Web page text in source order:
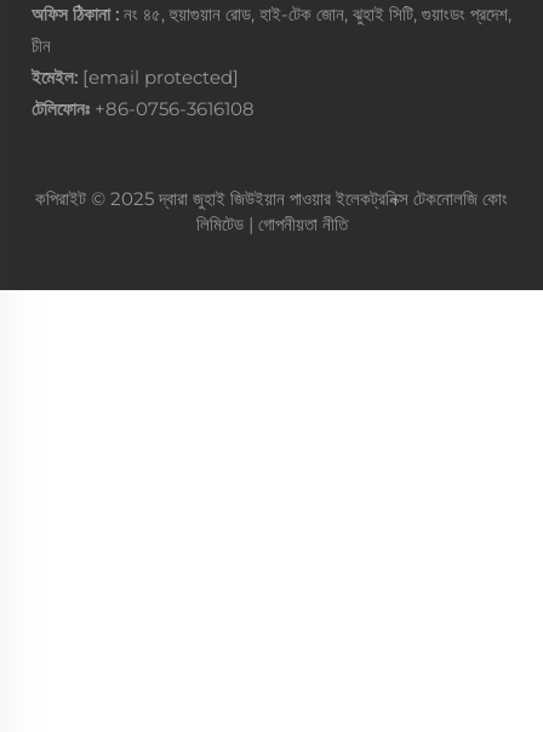
অফিস ঠিকানা : নং ৪৫, হুয়াগুয়ান রোড, হাই-টেক জোন, ঝুহাই সিটি, গুয়াংডং প্রদেশ,
চীন
ইমেইল: [email protected]
টেলিফোনঃ +86-0756-3616108
কপিরাইট © 2025 দ্বারা জুহাই জিউইয়ান পাওয়ার ইলেকট্রনিক্স টেকনোলজি কোং
লিমিটেড | গোপনীয়তা নীতি